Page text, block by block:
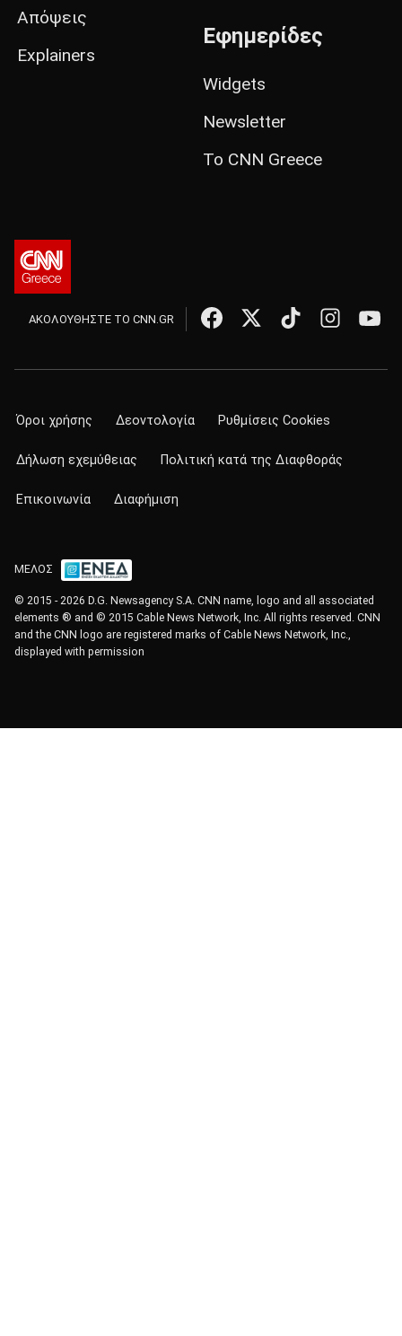
Απόψεις
Explainers
Εφημερίδες
Widgets
Newsletter
Το CNN Greece
ΑΚΟΛΟΥΘΗΣΤΕ ΤΟ CNN.GR
Όροι χρήσης Δεοντολογία Ρυθμίσεις Cookies
Δήλωση εχεμύθειας Πολιτική κατά της Διαφθοράς
Επικοινωνία Διαφήμιση
ΜΕΛΟΣ
© 2015 - 2026 D.G. Newsagency S.A. CNN name, logo and all associated
elements ® and © 2015 Cable News Network, Inc. All rights reserved. CNN
and the CNN logo are registered marks of Cable News Network, Inc.,
displayed with permission